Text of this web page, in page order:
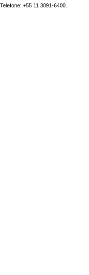
Telefone: +55 11 3091-6400.